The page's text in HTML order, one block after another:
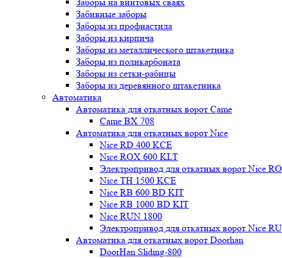
Забивные заборы
Заборы из профнастила
Заборы из кирпича
Заборы из металлического штакетника
Заборы из поликарбоната
Заборы из сетки-рабицы
Заборы из деревянного штакетника
Автоматика
Автоматика для откатных ворот Came
Came BX 708
Автоматика для откатных ворот Nice
Nice RD 400 KCE
Nice ROX 600 KLT
Электропривод для откатных ворот Nice
Nice TH 1500 KCE
Nice RB 600 BD KIT
Nice RB 1000 BD KIT
Nice RUN 1800
Электропривод для откатных ворот Nice
Автоматика для откатных ворот Doorhan
DoorHan Sliding-800